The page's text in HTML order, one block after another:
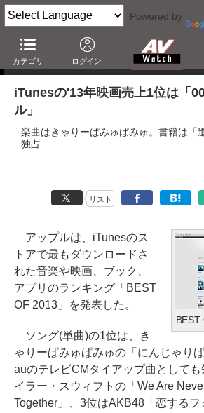
Powered by
カテゴリ ログイン
ニュース
iTunesの'13年映画売上1位は「
ル」
楽曲はきゃりーぱみゅぱみゅ。書籍は「
独占
リスト
BEST
アップルは、iTunesのス
トアで最もダウンロードさ
れた音楽や映画、ブック、
アプリのランキング「BEST
OF 2013」を発表した。
ソング(単曲)の1位は、き
ゃりーぱみゅぱみゅの「にんじゃり
auのテレビCMタイアップ曲として
イラー・スウィフトの「We Are
Together」、3位はAKB48「恋するフ